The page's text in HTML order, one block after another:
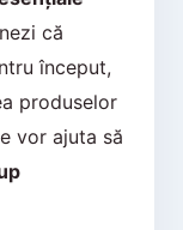
că
început,
produselor
vor ajuta să